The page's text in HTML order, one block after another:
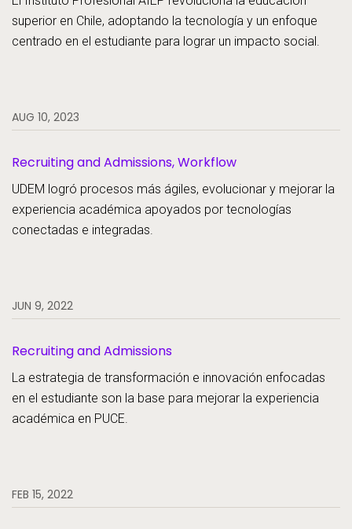
superior en Chile, adoptando la tecnología y un enfoque
centrado en el estudiante para lograr un impacto social.
AUG 10, 2023
Recruiting and Admissions, Workflow
UDEM logró procesos más ágiles, evolucionar y mejorar la
experiencia académica apoyados por tecnologías
conectadas e integradas.
JUN 9, 2022
Recruiting and Admissions
La estrategia de transformación e innovación enfocadas
en el estudiante son la base para mejorar la experiencia
académica en PUCE.
FEB 15, 2022